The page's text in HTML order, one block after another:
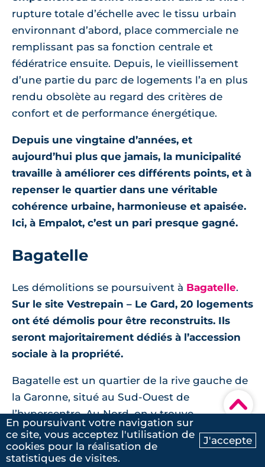
Ma recherche Contactez-nous
▾
rupture totale d’échelle avec le tissu urbain
environnant d’abord, place commerciale ne
remplissant pas sa fonction centrale et
fédératrice ensuite. Depuis, le vieillissement
d’une partie du parc de logements l’a en plus
rendu obsolète au regard des critères de
confort et de performance énergétique.
Depuis une vingtaine d’années, et
aujourd’hui plus que jamais, la municipalité
travaille à améliorer ces différents points, et à
repenser le quartier dans une véritable
cohérence urbaine, harmonieuse et apaisée.
Ici, à Empalot, c’est un pari presque gagné.
Bagatelle
Les démolitions se poursuivent à Bagatelle.
Sur le site Vestrepain – Le Gard, 20 logements
ont été démolis pour être reconstruits. Ils
seront majoritairement dédiés à l’accession
sociale à la propriété.
Bagatelle est un quartier de la rive gauche de
la Garonne, situé au Sud-Ouest de
l’hypercentre. Au Nord, on y trouve
l’hippodrome de la Cépière, au Sud, le quartier
de la Faourette.Le quartier est desservi par le
métro (10min de la place du Capitole)
En poursuivant votre navigation sur
ce site, vous acceptez l'utilisation de
cookies pour la réalisation de
statistiques de visites.
J'accepte